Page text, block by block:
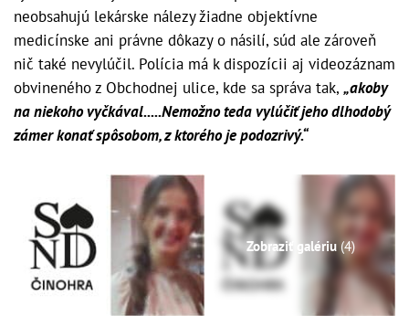
neobsahujú lekárske nálezy žiadne objektívne
medicínske ani právne dôkazy o násilí, súd ale zároveň
nič také nevylúčil. Polícia má k dispozícii aj videozáznam
obvineného z Obchodnej ulice, kde sa správa tak, „akoby
na niekoho vyčkával.....Nemožno teda vylúčiť jeho dlhodobý
zámer konať spôsobom, z ktorého je podozrivý.“
Zobraziť galériu(4)